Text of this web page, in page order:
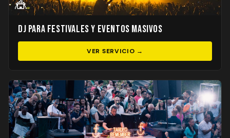
🎪
DJ para Festivales y Eventos Masivos
VER SERVICIO →